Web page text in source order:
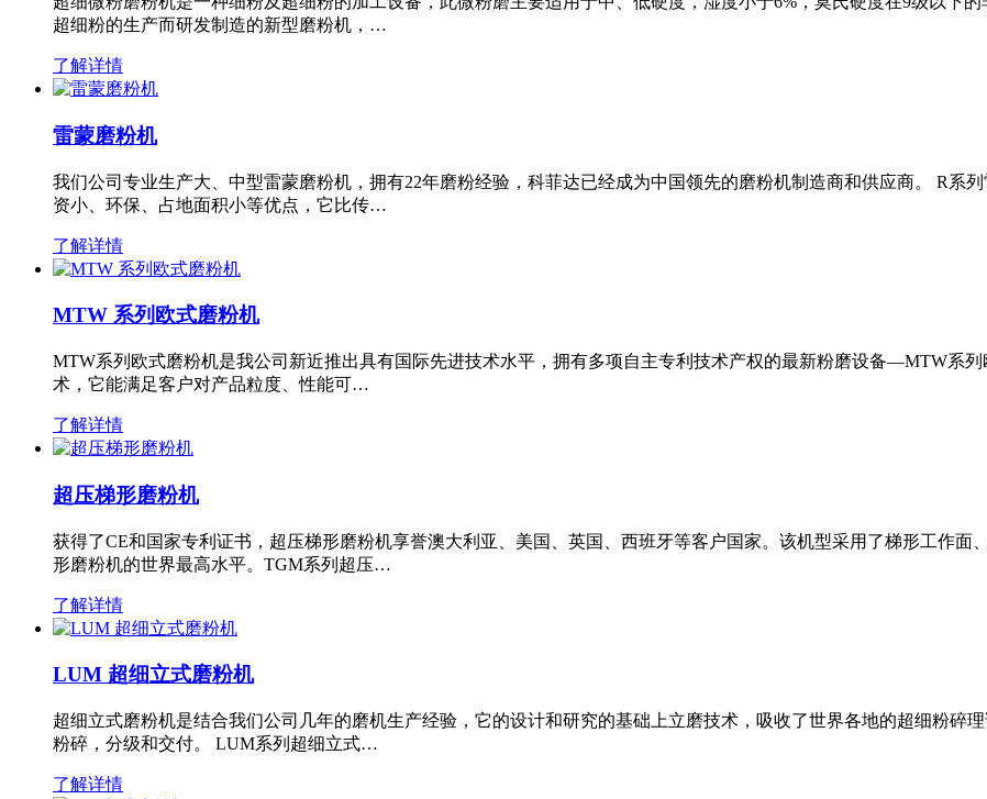
超细粉的生产而研发制造的新型磨粉机，…
了解详情
雷蒙磨粉机
我们公司专业生产大、中型雷蒙磨粉机，拥有22年磨粉经验，科菲达已经成为中国领先的磨粉机制造商和供应商。 R系
资小、环保、占地面积小等优点，它比传…
了解详情
MTW 系列欧式磨粉机
MTW系列欧式磨粉机是我公司新近推出具有国际先进技术水平，拥有多项自主专利技术产权的最新粉磨设备—MTW系
术，它能满足客户对产品粒度、性能可…
了解详情
超压梯形磨粉机
获得了CE和国家专利证书，超压梯形磨粉机享誉澳大利亚、美国、英国、西班牙等客户国家。该机型采用了梯形工作
形磨粉机的世界最高水平。TGM系列超压…
了解详情
LUM 超细立式磨粉机
超细立式磨粉机是结合我们公司几年的磨机生产经验，它的设计和研究的基础上立磨技术，吸收了世界各地的超细粉碎
粉碎，分级和交付。 LUM系列超细立式…
了解详情